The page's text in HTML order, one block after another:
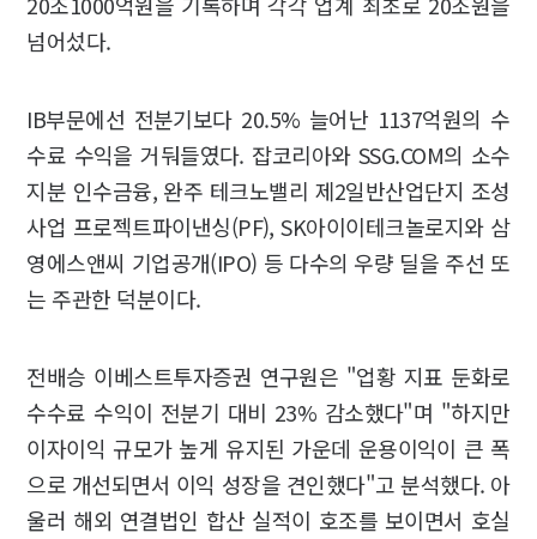
넘어섰다.
IB부문에선 전분기보다 20.5% 늘어난 1137억원의 수
수료 수익을 거둬들였다. 잡코리아와 SSG.COM의 소수
지분 인수금융, 완주 테크노밸리 제2일반산업단지 조성
사업 프로젝트파이낸싱(PF), SK아이이테크놀로지와 삼
영에스앤씨 기업공개(IPO) 등 다수의 우량 딜을 주선 또
는 주관한 덕분이다.
전배승 이베스트투자증권 연구원은 "업황 지표 둔화로
수수료 수익이 전분기 대비 23% 감소했다"며 "하지만
이자이익 규모가 높게 유지된 가운데 운용이익이 큰 폭
으로 개선되면서 이익 성장을 견인했다"고 분석했다. 아
울러 해외 연결법인 합산 실적이 호조를 보이면서 호실